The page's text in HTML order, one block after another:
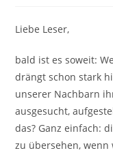
Liebe Leser,
bald ist es soweit:
drängt schon stark
unserer Nachbarn
ausgesucht,
das? Ganz einfach:
zu übersehen,